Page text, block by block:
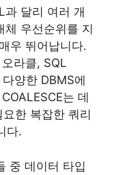
과 달리 여러 개
우선순위를 지
우 뛰어납니다.
라클, SQL
양한 DBMS에
는 데
한 복잡한 쿼리
다.
중 데이터 타입